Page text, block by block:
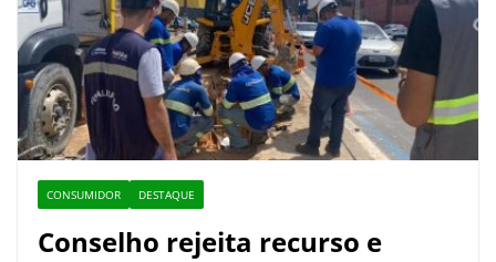
CONSUMIDOR DESTAQUE
Conselho rejeita recurso e